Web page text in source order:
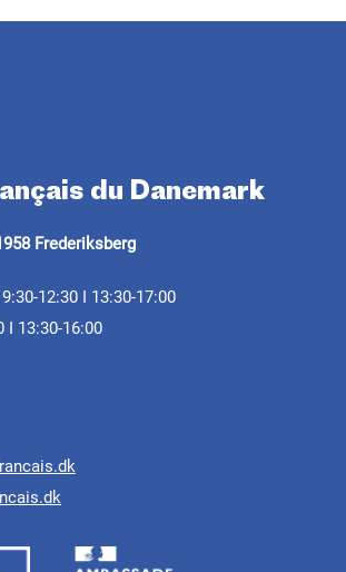
flytter til
37, Frederiksberg30.10.2023
2023 er Det Franske Institut i
på Rolighedsvej 37,
på Institut
du Danemark
ud over det
du Danemark
Frederiksberg
12:30 I 13:30-17:00
I 13:30-16:00